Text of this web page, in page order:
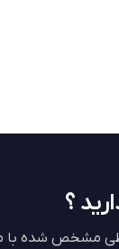
؟
مشخص شده با